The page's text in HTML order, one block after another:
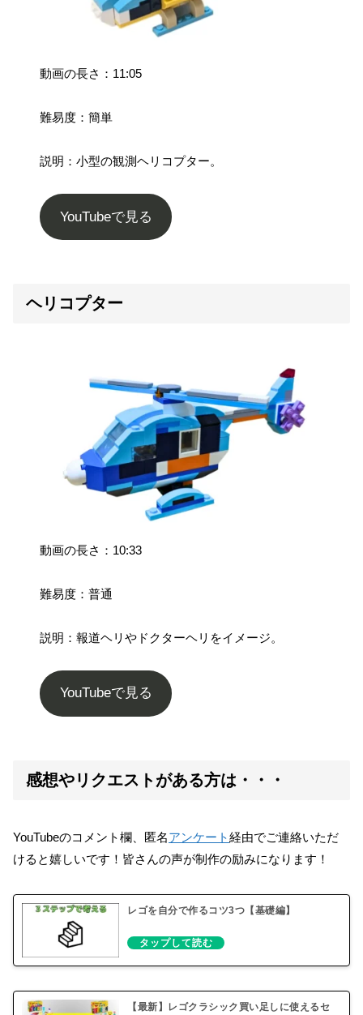
動画の長さ：11:05
難易度：簡単
説明：小型の観測ヘリコプター。
YouTubeで見る
ヘリコプター
動画の長さ：10:33
難易度：普通
説明：報道ヘリやドクターヘリをイメージ。
YouTubeで見る
感想やリクエストがある方は・・・
YouTubeのコメント欄、匿名アンケート経由でご連絡いただ
けると嬉しいです！皆さんの声が制作の励みになります！
レゴを自分で作るコツ3つ【基礎編】
【最新】レゴクラシック買い足しに使えるセ